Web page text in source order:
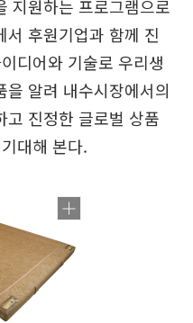
지원하는 프로그램으로
서 후원기업과 함께 진
디어와 기술로 우리생
알려 내수시장에서의
고 진정한 글로벌 상품
대해 본다.